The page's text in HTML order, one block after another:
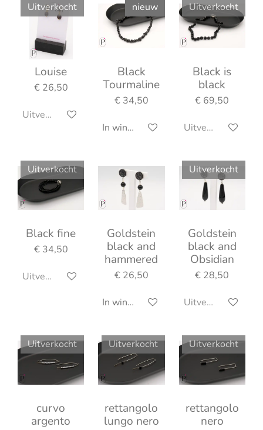
Uitverkocht
Louise
€ 26,50
Uitverkocht
nieuw
Black
Tourmaline
€ 34,50
In winkelwagen
Uitverkocht
Black is
black
€ 69,50
Uitverkocht
Uitverkocht
Black fine
€ 34,50
Uitverkocht
Goldstein
black and
hammered
€ 26,50
In winkelwagen
Uitverkocht
Goldstein
black and
Obsidian
€ 28,50
Uitverkocht
Uitverkocht
curvo
argento
Uitverkocht
rettangolo
lungo nero
Uitverkocht
rettangolo
nero